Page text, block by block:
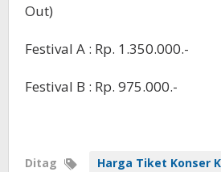
Out)
Festival A : Rp. 1.350.000.-
Festival B : Rp. 975.000.-
Ditag
Harga Tiket Konser